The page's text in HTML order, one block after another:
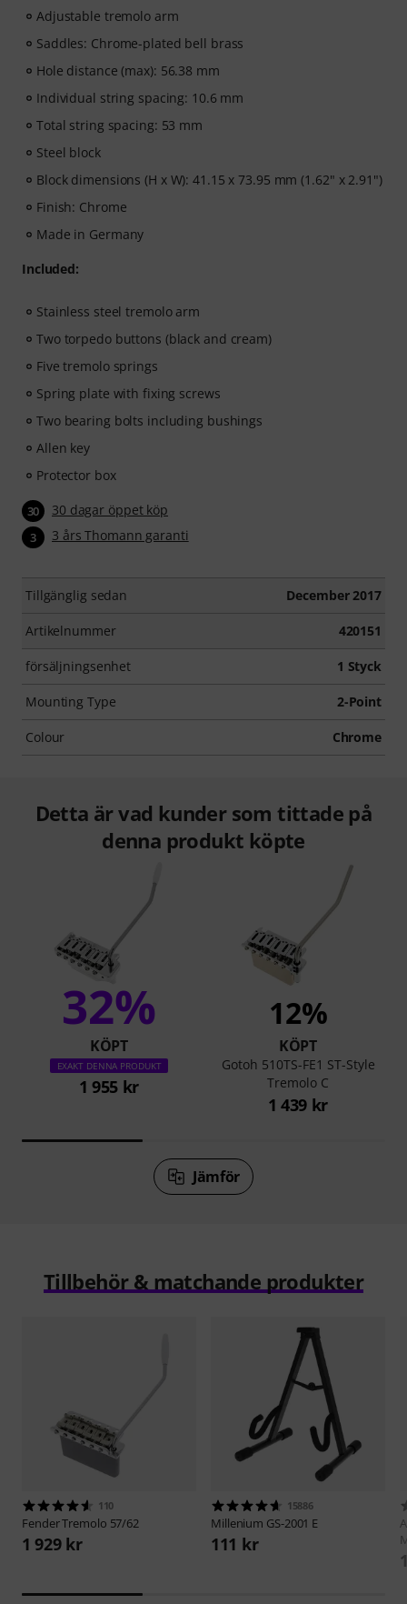
Adjustable tremolo arm
Saddles: Chrome-plated bell brass
Hole distance (max): 56.38 mm
Individual string spacing: 10.6 mm
Total string spacing: 53 mm
Steel block
Block dimensions (H x W): 41.15 x 73.95 mm (1.62" x 2.91")
Finish: Chrome
Made in Germany
Included:
Stainless steel tremolo arm
Two torpedo buttons (black and cream)
Five tremolo springs
Spring plate with fixing screws
Two bearing bolts including bushings
Allen key
Protector box
30 30 dagar öppet köp
3 3 års Thomann garanti
Tillgänglig sedan December 2017
Artikelnummer 420151
försäljningsenhet 1 Styck
Mounting Type 2-Point
Colour Chrome
Detta är vad kunder som tittade på
denna produkt köpte
32%
KÖPT
EXAKT DENNA PRODUKT
1 955 kr
12%
KÖPT
Gotoh 510TS-FE1 ST-Style
Tremolo C
1 439 kr
Jämför
Tillbehör & matchande produkter
110
FenderTremolo 57/62
1 929 kr
15886
Millenium GS-2001 E
111 kr